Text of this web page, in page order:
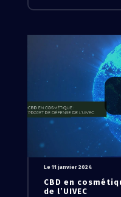
Le 11 janvier 2024
CBD en
de l’UIVEC